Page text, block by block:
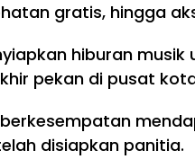
gratis, hingga
hiburan
pekan di pusat
disiapkan panitia.